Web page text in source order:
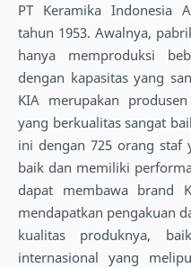
PT Keramika Indonesia
tahun 1953. Awalnya,
hanya memproduksi
dengan kapasitas yang
KIA merupakan
yang berkualitas sangat
ini dengan 725 orang staf
baik dan memiliki
dapat membawa brand
mendapatkan pengakuan
kualitas produknya,
internasional yang